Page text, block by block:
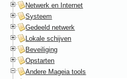
Netwerk en Internet
Systeem
Gedeeld netwerk
Lokale schijven
Beveiliging
Opstarten
Andere Mageia tools